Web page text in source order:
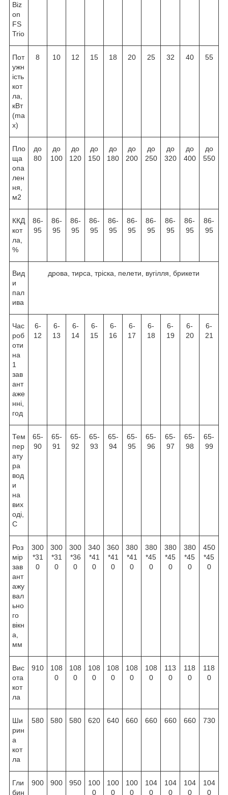
Biz
on
FS
Trio
Пот
ужн
ість
кот
ла,
кВт
(ma
x)
8 10 12 15 18 20 25 32 40 55
Пло
ща
опа
лен
ня,
м2
до
80
до
100
до
120
до
150
до
180
до
200
до
250
до
320
до
400
до
550
ККД
кот
ла,
%
86-
95
86-
95
86-
95
86-
95
86-
95
86-
95
86-
95
86-
95
86-
95
86-
95
Вид
и
пал
ива
дрова, тирса, тріска, пелети, вугілля, брикети
Час
роб
оти
на
1
зав
ант
аже
нні,
год
6-
12
6-
13
6-
14
6-
15
6-
16
6-
17
6-
18
6-
19
6-
20
6-
21
Тем
пер
ату
ра
вод
и
на
вих
оді,
C
65-
90
65-
91
65-
92
65-
93
65-
94
65-
95
65-
96
65-
97
65-
98
65-
99
Роз
мір
зав
ант
ажу
вал
ьно
го
вікн
а,
мм
300
*31
0
300
*31
0
300
*36
0
340
*41
0
360
*41
0
380
*41
0
380
*45
0
380
*45
0
380
*45
0
450
*45
0
Вис
ота
кот
ла
910
108
0
108
0
108
0
108
0
108
0
108
0
113
0
118
0
118
0
Ши
рин
а
кот
ла
580 580 580 620 640 660 660 660 660 730
Гли
бин
900 900 950
100
0
100
0
100
0
104
0
104
0
104
0
104
0